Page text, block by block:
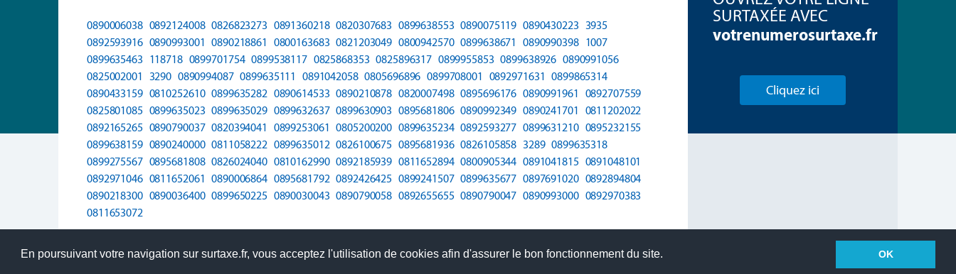
En poursuivant votre navigation sur surtaxe.fr, vous acceptez l'utilisation de cookies afin d'assurer le bon fonctionnement du site. OK
0890006038 0892124008 0826823273 0891360218 0820307683 0899638553 0890075119 0890430223 3935
0892593916 0890993001 0890218861 0800163683 0821203049 0800942570 0899638671 0890990398 1007
0899635463 118718 0899701754 0899538117 0825868353 0825896317 0899955853 0899638926 0890991056
0825002001 3290 0890994087 0899635111 0891042058 0805696896 0899708001 0892971631 0899865314
0890433159 0810252610 0899635282 0890614533 0890210878 0820007498 0895696176 0890991961 0892707559
0825801085 0899635023 0899635029 0899632637 0899630903 0895681806 0890992349 0890241701 0811202022
0892165265 0890790037 0820394041 0899253061 0805200200 0899635234 0892593277 0899631210 0895232155
0899638159 0890240000 0811058222 0899635012 0826100675 0895681936 0826105858 3289 0899635318
0899275567 0895681808 0826024040 0810162990 0892185939 0811652894 0800905344 0891041815 0891048101
0892971046 0811652061 0890006864 0895681792 0892426425 0899241507 0899635677 0897691020 0892894804
0890218300 0890036400 0899650225 0890030043 0890790058 0892655655 0890790047 0890993000 0892970383
0811653072
SURTAXÉE AVEC
votrenumerosurtaxe.fr
Cliquez ici